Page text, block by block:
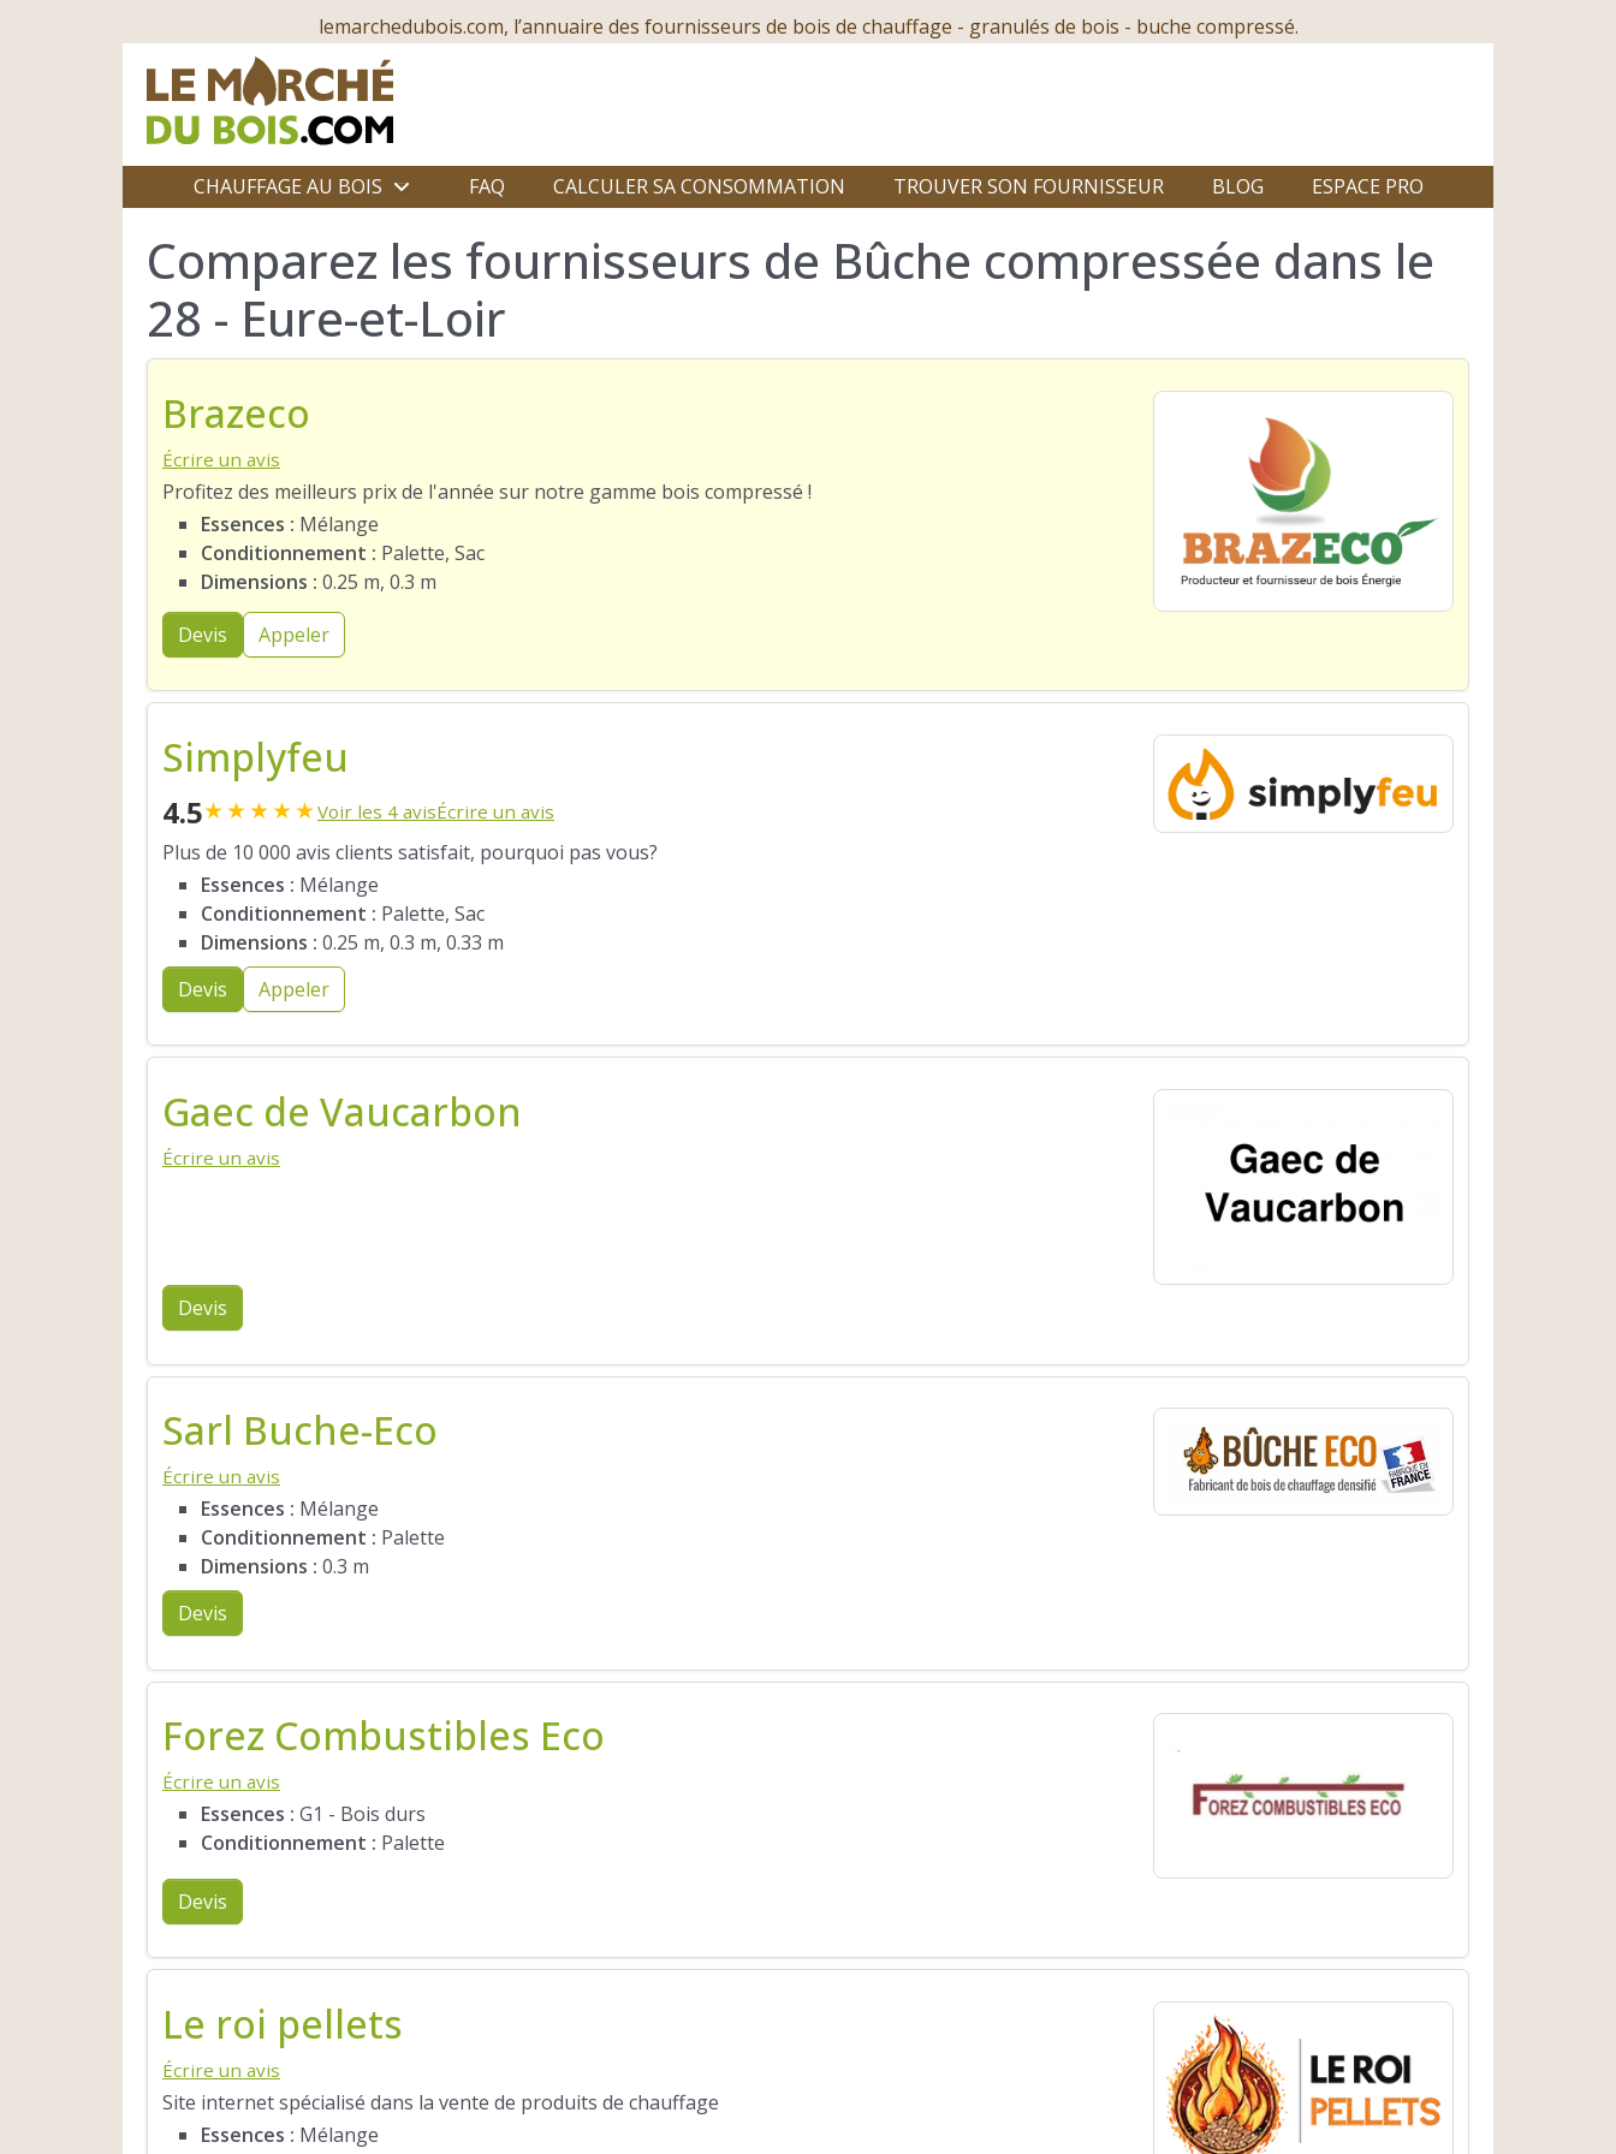
lemarchedubois.com, l’annuaire des fournisseurs de bois de chauffage - granulés de bois - buche compressé.
CHAUFFAGE AU BOIS FAQ CALCULER SA CONSOMMATION TROUVER SON FOURNISSEUR BLOG ESPACE PRO
Comparez les fournisseurs de Bûche compressée dans le
28 - Eure-et-Loir
Brazeco
Écrire un avis
Profitez des meilleurs prix de l'année sur notre gamme bois compressé !
Essences : Mélange
Conditionnement : Palette, Sac
Dimensions : 0.25 m, 0.3 m
Devis
Appeler
Simplyfeu
4.5★★★★★Voir les 4 avisÉcrire un avis
Plus de 10 000 avis clients satisfait, pourquoi pas vous?
Essences : Mélange
Conditionnement : Palette, Sac
Dimensions : 0.25 m, 0.3 m, 0.33 m
Devis
Appeler
Gaec de Vaucarbon
Écrire un avis
Devis
Sarl Buche-Eco
Écrire un avis
Essences : Mélange
Conditionnement : Palette
Dimensions : 0.3 m
Devis
Forez Combustibles Eco
Écrire un avis
Essences : G1 - Bois durs
Conditionnement : Palette
Devis
Le roi pellets
Écrire un avis
Site internet spécialisé dans la vente de produits de chauffage
Essences : Mélange